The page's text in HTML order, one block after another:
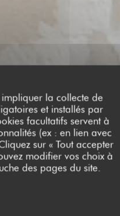
impliquer la collecte de
et installés par
facultatifs servent à
(ex : en lien avec
sur « Tout accepter
modifier vos choix à
des pages du site.